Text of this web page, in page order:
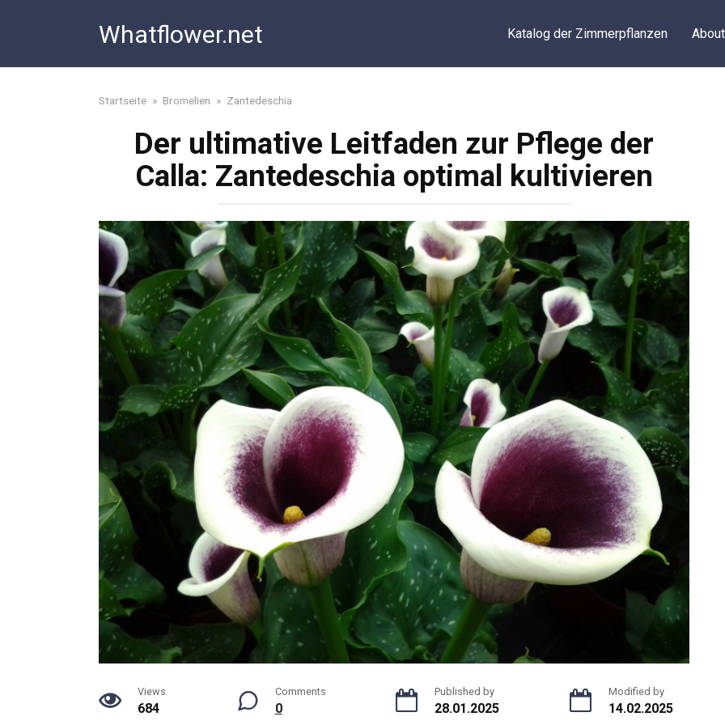
Whatflower.net Katalog der Zimmerpflanzen About
Startseite » Bromelien » Zantedeschia
Der ultimative Leitfaden zur Pflege der
Calla: Zantedeschia optimal kultivieren
Views
684
Comments
0
Published by
28.01.2025
Modified by
14.02.2025